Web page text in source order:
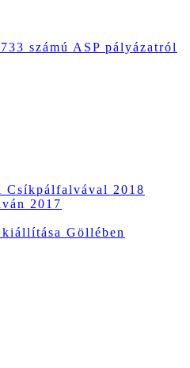
számú ASP pályázatról
Csíkpálfalvával 2018
2017
Göllében